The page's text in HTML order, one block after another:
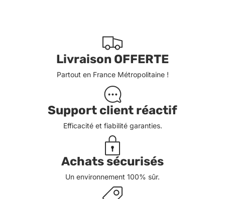
Livraison OFFERTE
Partout en France Métropolitaine !
Support client réactif
Efficacité et fiabilité garanties.
Achats sécurisés
Un environnement 100% sûr.